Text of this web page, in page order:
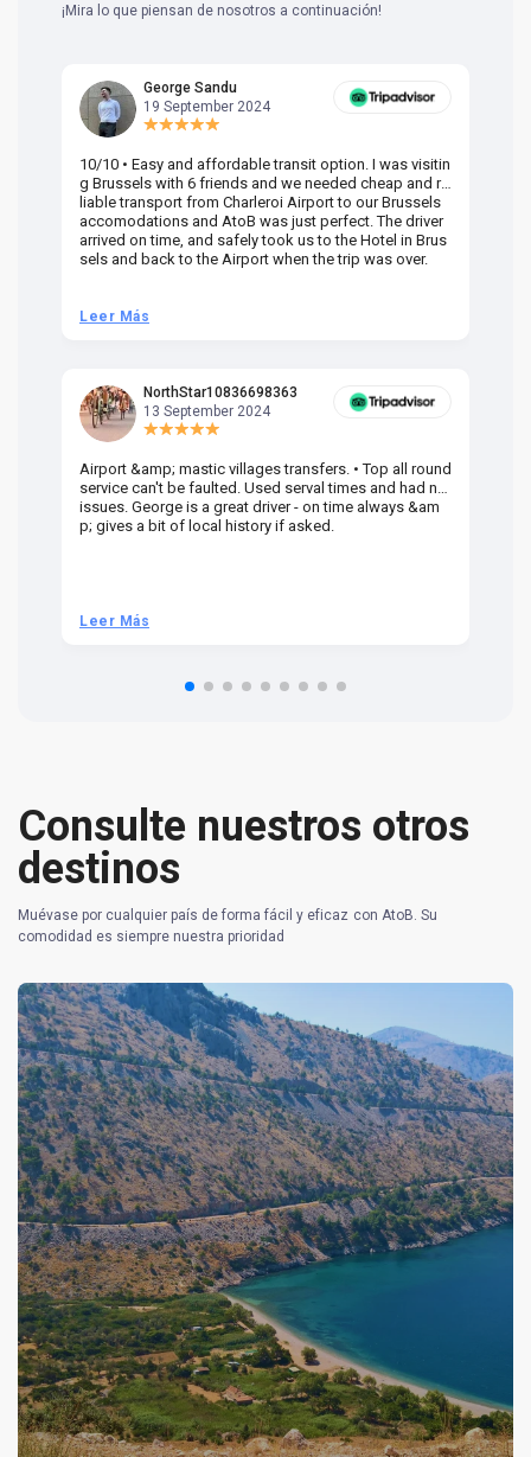
¡Mira lo que piensan de nosotros a continuación!
George Sandu
19 September 2024
10/10 • Easy and affordable transit option. I was visitin
g Brussels with 6 friends and we needed cheap and re
liable transport from Charleroi Airport to our Brussels
accomodations and AtoB was just perfect. The driver
arrived on time, and safely took us to the Hotel in Brus
sels and back to the Airport when the trip was over.
Leer Más
NorthStar10836698363
13 September 2024
Airport &amp; mastic villages transfers. • Top all round
service can't be faulted. Used serval times and had no
issues. George is a great driver - on time always &am
p; gives a bit of local history if asked.
Leer Más
Consulte nuestros otros
destinos
Muévase por cualquier país de forma fácil y eficaz con AtoB. Su
comodidad es siempre nuestra prioridad